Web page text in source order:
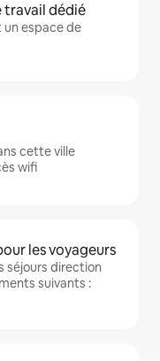
travail dédié
espace de
cette ville
wifi
les voyageurs
séjours direction
suivants :